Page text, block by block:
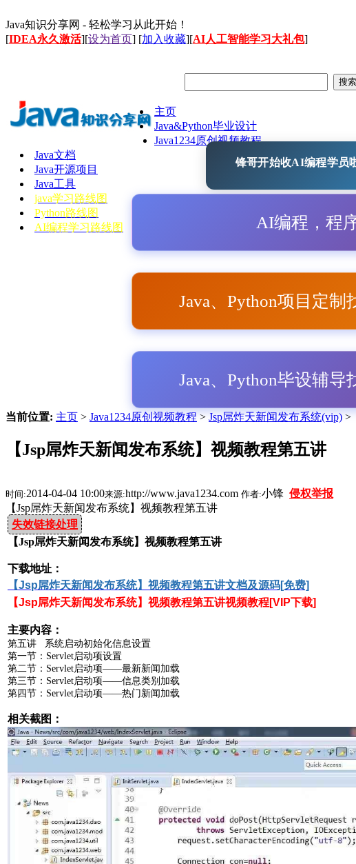
Java知识分享网 - 轻松学习从此开始！
[IDEA永久激活][设为首页] [加入收藏][AI人工智能学习大礼包]
主页
Java&Python毕业设计
Java1234原创视频教程
Java文档
Java开源项目
Java工具
java学习路线图
Python路线图
AI编程学习路线图
锋哥开始收AI编程学员
AI编程，程
Java、Python项目定制
Java、Python毕设辅导
当前位置: 主页 > Java1234原创视频教程 > Jsp屌炸天新闻发布系统(vip) >
【Jsp屌炸天新闻发布系统】视频教程第五讲
时间:2014-04-04 10:00来源:http://www.java1234.com 作者:小锋 侵权举报
【Jsp屌炸天新闻发布系统】视频教程第五讲
失效链接处理
【Jsp屌炸天新闻发布系统】视频教程第五讲
下载地址：
【Jsp屌炸天新闻发布系统】视频教程第五讲文档及源码[免费]
【Jsp屌炸天新闻发布系统】视频教程第五讲视频教程[VIP下载]
主要内容：
第五讲 系统启动初始化信息设置
第一节：Servlet启动项设置
第二节：Servlet启动项——最新新闻加载
第三节：Servlet启动项——信息类别加载
第四节：Servlet启动项——热门新闻加载
相关截图：